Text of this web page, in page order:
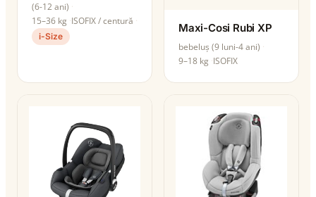
(6-12 ani)
15–36 kg ISOFIX / centură
i-Size
Maxi-Cosi Rubi XP
bebeluș (9 luni-4 ani)
9–18 kg ISOFIX